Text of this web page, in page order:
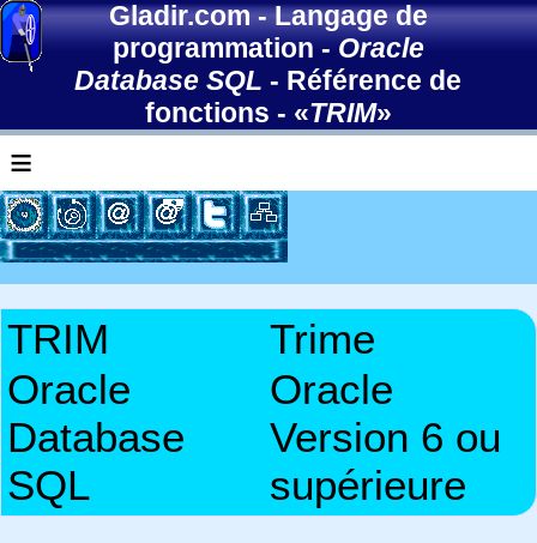
Gladir.com-Langage de
programmation-Oracle
Database SQL - Référence de
fonctions - «TRIM»
≡
TRIM
Trime
Oracle
Database
SQL
Oracle
Version 6 ou
supérieure